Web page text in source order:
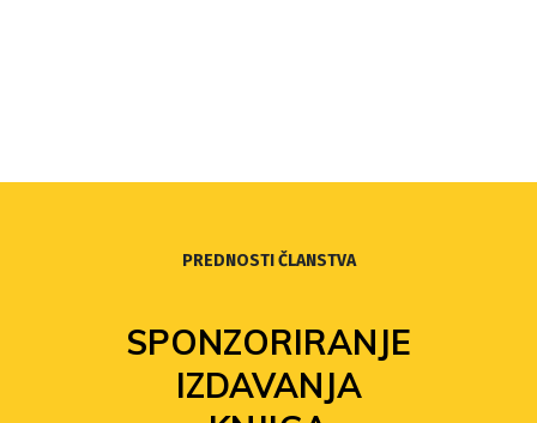
PREDNOSTI ČLANSTVA
SPONZORIRANJE
IZDAVANJA